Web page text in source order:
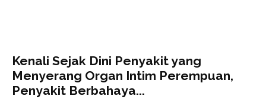
Kenali Sejak Dini Penyakit yang
Menyerang Organ Intim Perempuan,
Penyakit Berbahaya...